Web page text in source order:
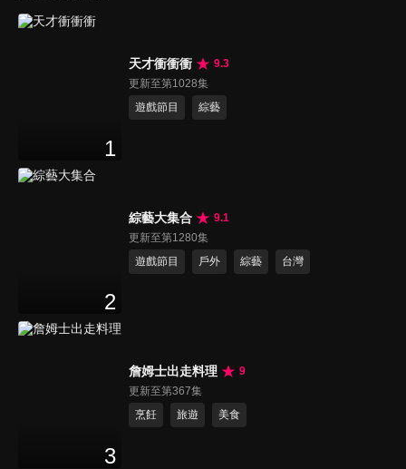
1
天才衝衝衝
9.3
更新至第1028集
遊戲節目
綜藝
2
綜藝大集合
9.1
更新至第1280集
遊戲節目
戶外 綜藝 台灣
3
詹姆士出走料理
9
更新至第367集
烹飪
旅遊 美食